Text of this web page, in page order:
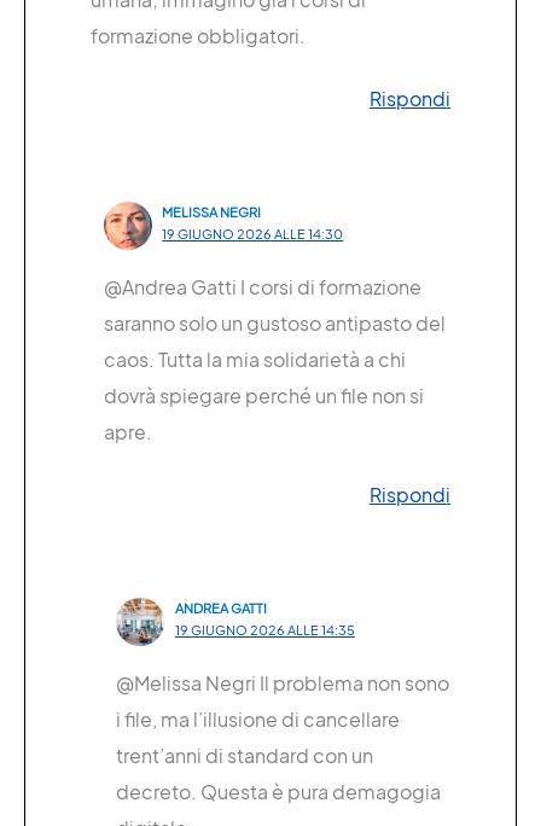
formazione obbligatori.
Rispondi
MELISSA NEGRI
19 GIUGNO 2026 ALLE 14:30
@Andrea Gatti I corsi di formazione
saranno solo un gustoso antipasto del
caos. Tutta la mia solidarietà a chi
dovrà spiegare perché un file non si
apre.
Rispondi
ANDREA GATTI
19 GIUGNO 2026 ALLE 14:35
@Melissa Negri Il problema non sono
i file, ma l’illusione di cancellare
trent’anni di standard con un
decreto. Questa è pura demagogia